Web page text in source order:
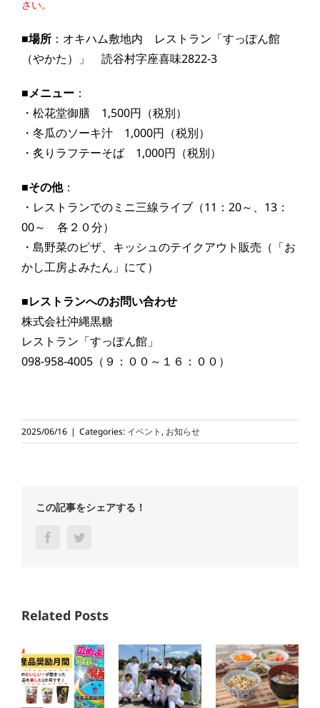
さい。
■場所 ：オキハム敷地内 レストラン「すっぽん館
（やかた）」 読谷村字座喜味2822-3
■メニュー ：
・松花堂御膳 1,500円（税別）
・冬瓜のソーキ汁 1,000円（税別）
・炙りラフテーそば 1,000円（税別）
■その他：
・レストランでのミニ三線ライブ（11：20～、13：
00～ 各２０分）
・島野菜のピザ、キッシュのテイクアウト販売（「お
かし工房よみたん」にて）
■レストランへのお問い合わせ
株式会社沖縄黒糖
レストラン「すっぽん館」
098-958-4005（９：００～１６：００）
2025/06/16 | Categories: イベント , お知らせ
この記事をシェアする！
Facebook
Related Posts